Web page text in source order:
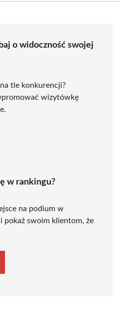
o widoczność swojej
tle konkurencji?
wizytówkę
w rankingu?
na podium w
pokaż swoim klientom, że